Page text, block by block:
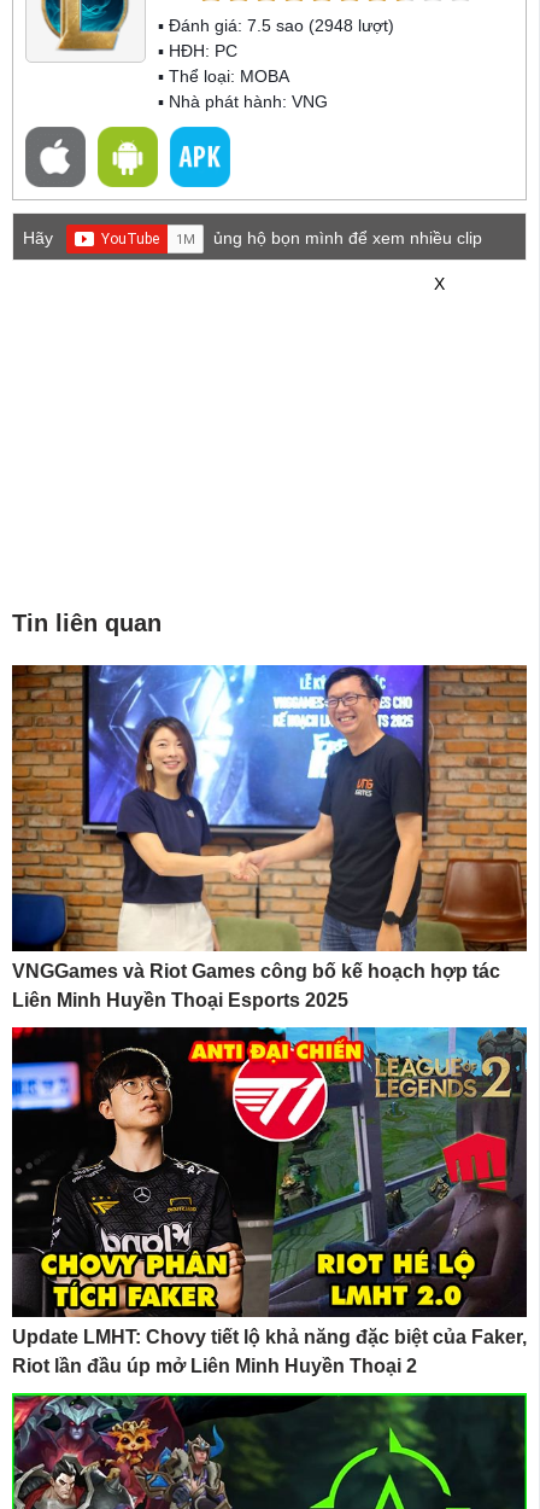
▪ Đánh giá: 7.5 sao (2948 lượt)
▪ HĐH: PC
▪ Thể loại: MOBA
▪ Nhà phát hành: VNG
Hãy
ủng hộ bọn mình để xem nhiều clip
X
Tin liên quan
VNGGames và Riot Games công bố kế hoạch hợp tác
Liên Minh Huyền Thoại Esports 2025
Update LMHT: Chovy tiết lộ khả năng đặc biệt của Faker,
Riot lần đầu úp mở Liên Minh Huyền Thoại 2